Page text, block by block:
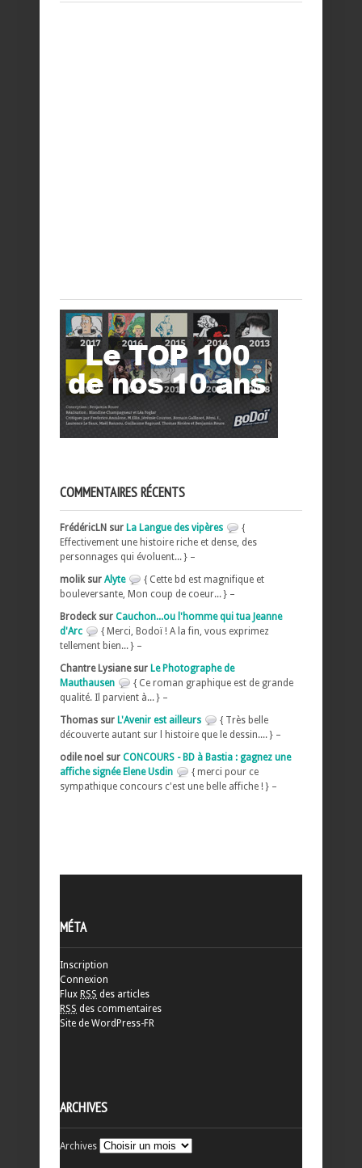
COMMENTAIRES RÉCENTS
FrédéricLN sur La Langue des vipères
{
Effectivement une histoire riche et dense, des
personnages qui évoluent... } –
molik sur Alyte
{ Cette bd est magnifique et
bouleversante, Mon coup de coeur... } –
Brodeck sur Cauchon...ou l'homme qui tua Jeanne
d'Arc
{ Merci, Bodoï ! A la fin, vous exprimez
tellement bien... } –
Chantre Lysiane sur Le Photographe de
Mauthausen
{ Ce roman graphique est de grande
qualité. Il parvient à... } –
Thomas sur L'Avenir est ailleurs
{ Très belle
découverte autant sur l histoire que le dessin.... } –
odile noel sur CONCOURS - BD à Bastia : gagnez une
affiche signée Elene Usdin
{ merci pour ce
sympathique concours c'est une belle affiche ! } –
MÉTA
Inscription
Connexion
Flux RSS des articles
RSS des commentaires
Site de WordPress-FR
ARCHIVES
Archives